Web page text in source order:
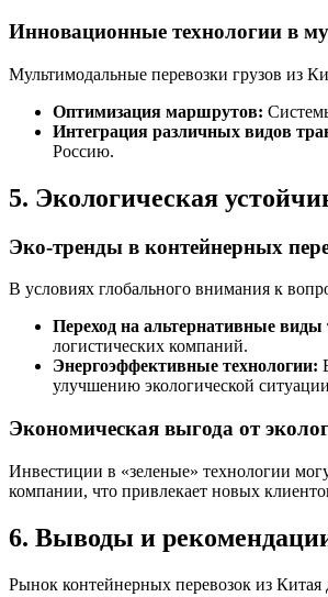
Инновационные технологии в
Мультимодальные перевозки грузов из
Оптимизация маршрутов:
Интеграция различных видов
Россию.
5. Экологическая
Эко-тренды в контейнерных
В условиях глобального внимания к
Переход на альтернативные виды
логистических компаний.
Энергоэффективные технологии:
улучшению экологической
Экономическая выгода от
Инвестиции в «зеленые» технологии
компании, что привлекает новых
6. Выводы и
Рынок контейнерных перевозок из